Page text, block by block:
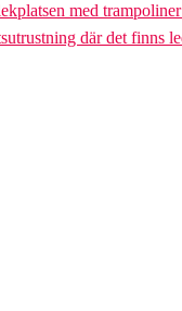
med
där det finns